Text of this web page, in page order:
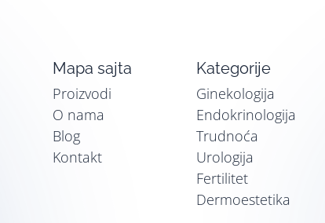
Mapa sajta
Proizvodi
O nama
Blog
Kontakt
Kategorije
Ginekologija
Endokrinologija
Trudnoća
Urologija
Fertilitet
Dermoestetika